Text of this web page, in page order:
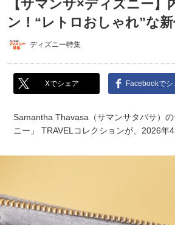
【サマンサ×ディズニー
ン！“レトロおしゃれ”な
ディズニー特集
Xでシェア Facebookでシ
Samantha Thavasa（サマンサタバサ）
ニー」 TRAVELコレクションが、2026年